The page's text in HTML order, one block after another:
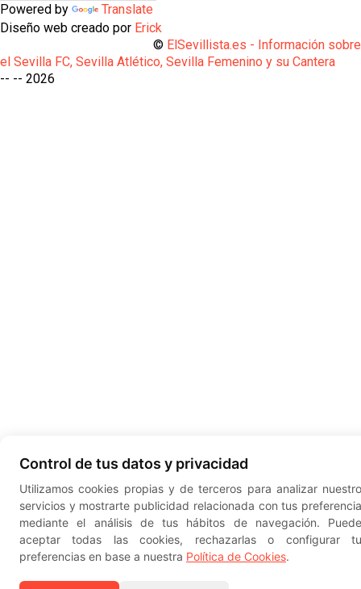
Powered by
Translate
Diseño web creado por Erick
© ElSevillista.es - Información sobre
el Sevilla FC, Sevilla Atlético, Sevilla Femenino y su Cantera
-- --
Control de tus datos y privacidad
Utilizamos cookies propias y de terceros para analizar
servicios y mostrarte publicidad relacionada con tus
mediante el análisis de tus hábitos de navegación.
aceptar todas las cookies, rechazarlas o configurar
preferencias en base a nuestra Política de Cookies.
2026